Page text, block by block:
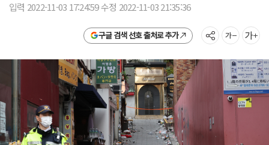
입력 2022-11-03 17:24:59 수정 2022-11-03 21:35:36
구글 검색 선호 출처로 추가